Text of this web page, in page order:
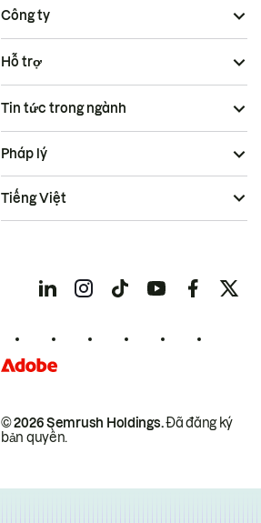
Công ty
Hỗ trợ
Tin tức trong ngành
© 2026 Semrush Holdings.Đã đăng ký
bản quyền.
Pháp lý
Tiếng Việt